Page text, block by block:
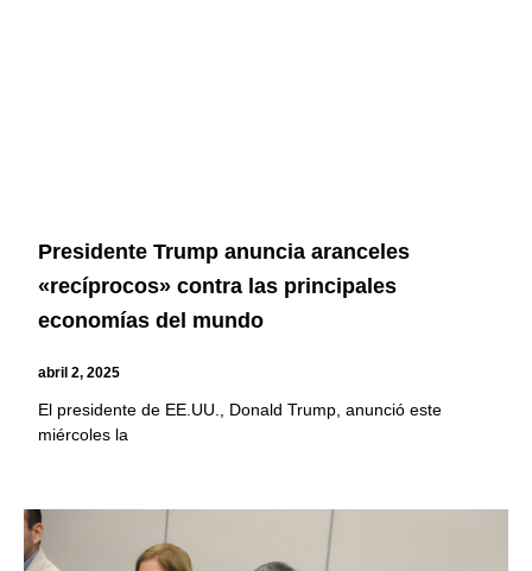
Presidente Trump anuncia aranceles
«recíprocos» contra las principales
economías del mundo
abril 2, 2025
El presidente de EE.UU., Donald Trump, anunció este
miércoles la